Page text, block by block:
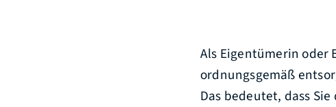
Als Eigentümerin oder
ordnungsgemäß
Das bedeutet, dass